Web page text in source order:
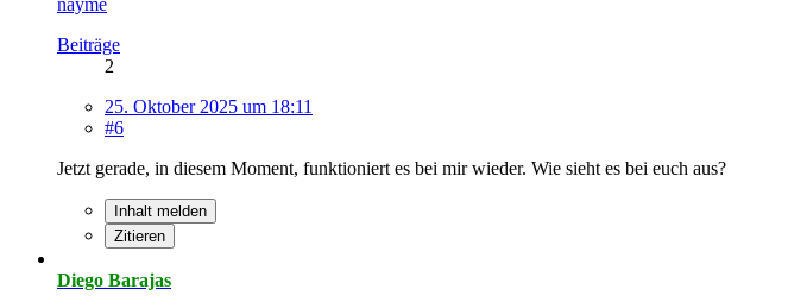
Beiträge
2
25. Oktober 2025 um 18:11
#6
Jetzt gerade, in diesem Moment, funktioniert es bei mir wieder. Wie sieht es bei euch aus?
Inhalt melden
Zitieren
Diego Barajas